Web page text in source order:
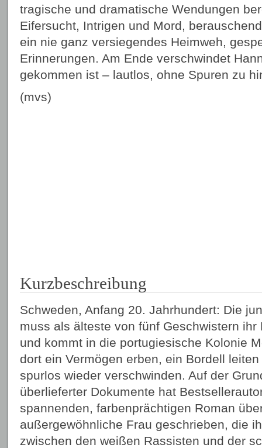
tragische und dramatische Wendungen
Eifersucht, Intrigen und Mord,
ein nie ganz versiegendes Heimweh,
Erinnerungen. Am Ende verschwindet
gekommen ist – lautlos, ohne Spuren zu
(mvs)
Kurzbeschreibung
Schweden, Anfang 20. Jahrhundert: Die
muss als älteste von fünf Geschwistern
und kommt in die portugiesische Kolonie
dort ein Vermögen erben, ein Bordell
spurlos wieder verschwinden. Auf der
überlieferter Dokumente hat
spannenden, farbenprächtigen Roman
außergewöhnliche Frau geschrieben, die
zwischen den weißen Rassisten und der